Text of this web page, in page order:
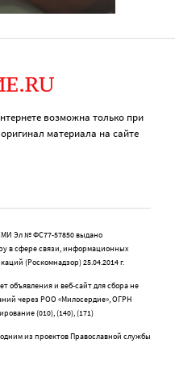
возможна только при
материала на сайте
Эл № ФС77-57850 выдано
в сфере связи, информационных
(Роскомнадзор) 25.04.2014 г.
объявления и веб-сайт для сбора не
через РОО «Милосердие», ОГРН
(010), (140), (171)
из проектов Православной службы